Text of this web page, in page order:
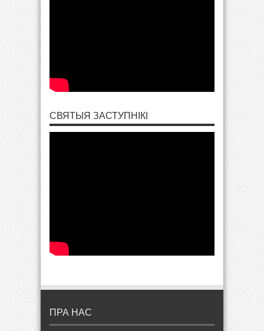
СВЯТЫЯ ЗАСТУПНІКІ
ПРА НАС